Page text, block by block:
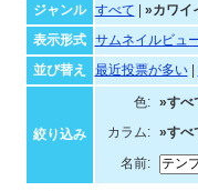
ジャンル すべて »カワイ
表示形式
サムネイルビュ
並び替え
最近投票が多い|
絞り込み
色: »すべ
カラム:
»すべ
名前: